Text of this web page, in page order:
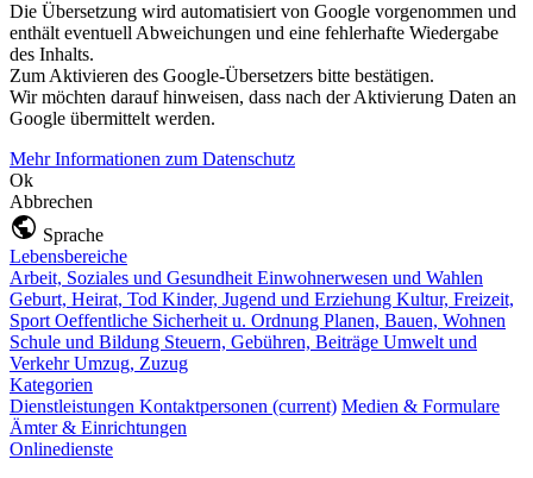
Die Übersetzung wird automatisiert von Google vorgenommen und
enthält eventuell Abweichungen und eine fehlerhafte Wiedergabe
des Inhalts.
Zum Aktivieren des Google-Übersetzers bitte bestätigen.
Wir möchten darauf hinweisen, dass nach der Aktivierung Daten an
Google übermittelt werden.
Mehr Informationen zum Datenschutz
Ok
Abbrechen
Sprache
Lebensbereiche
Arbeit, Soziales und Gesundheit Einwohnerwesen und Wahlen
Geburt, Heirat, Tod Kinder, Jugend und Erziehung Kultur, Freizeit,
Sport Oeffentliche Sicherheit u. Ordnung Planen, Bauen, Wohnen
Schule und Bildung Steuern, Gebühren, Beiträge Umwelt und
VerkehrUmzug, Zuzug
Kategorien
Dienstleistungen Kontaktpersonen (current) Medien & Formulare
Ämter & Einrichtungen
Onlinedienste